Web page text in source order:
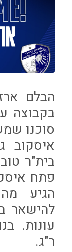
בקבוצה
סוכנו
איסקוב
בית"ר
פתח
הגיע
להישאר
עונות.
ר"ג.